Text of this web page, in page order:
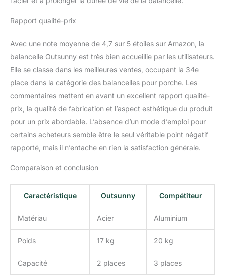
parfaite stabilité
INFORMATIONS SUR LA
BALANCELLE DE JARDIN
: Dimensions totales :
172L x 110l x 155H cm ; -
Dimensions de l'assise :
132l x 44P x 46H cm ; -
Charge max.
recommandée : 200 kg ;
- Montage nécessaire
Rapport qualité-prix
Avec une note moyenne de 4,7 sur 5 étoiles sur Amazon, la
balancelle Outsunny est très bien accueillie par les utilisateurs.
Elle se classe dans les meilleures ventes, occupant la 34e
place dans la catégorie des balancelles pour porche. Les
commentaires mettent en avant un excellent rapport qualité-
prix, la qualité de fabrication et l’aspect esthétique du produit
pour un prix abordable. L’absence d’un mode d’emploi pour
certains acheteurs semble être le seul véritable point négatif
rapporté, mais il n’entache en rien la satisfaction générale.
Comparaison et conclusion
Caractéristique Outsunny Compétiteur
Matériau Acier Aluminium
Poids 17 kg 20 kg
Capacité 2 places 3 places